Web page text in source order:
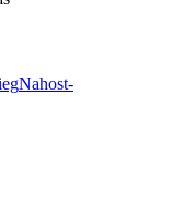
Nahost-